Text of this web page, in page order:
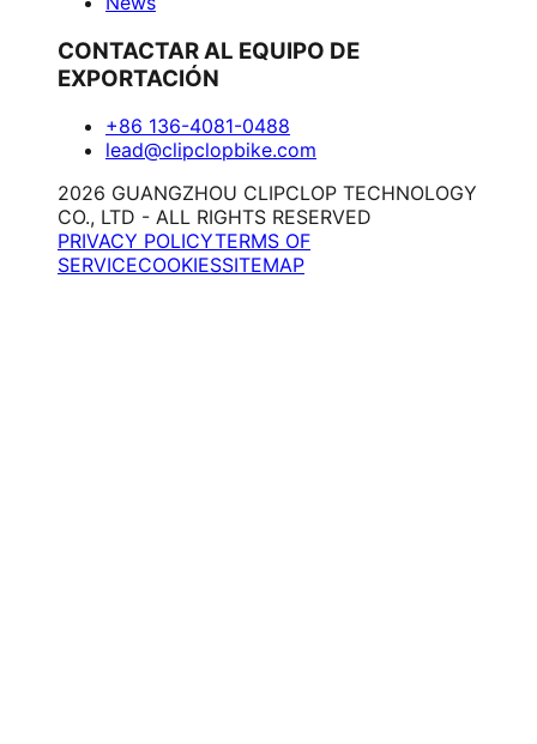
CONTACTAR AL EQUIPO DE
EXPORTACIÓN
+86 136-4081-0488
lead@clipclopbike.com
2026 GUANGZHOU CLIPCLOP TECHNOLOGY
CO., LTD - ALL RIGHTS RESERVED
PRIVACY POLICYTERMS OF
SERVICECOOKIESSITEMAP